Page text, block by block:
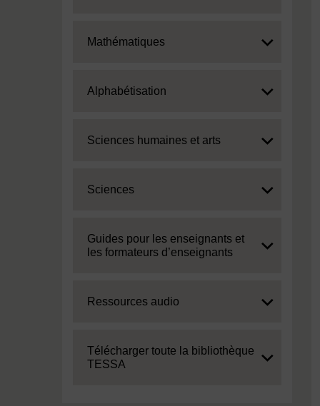
Expand
Mathématiques
Expand
Alphabétisation
Expand
Sciences humaines et arts
Expand
Sciences
Expand
Guides pour les enseignants et
les formateurs d’enseignants
Expand
Ressources audio
Expand
Télécharger toute la bibliothèque
TESSA